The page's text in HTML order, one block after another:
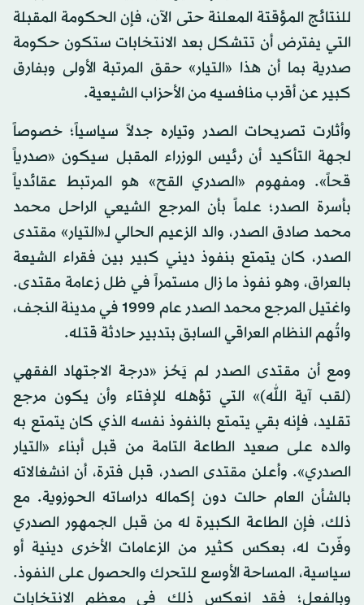
للنتائج المؤقتة المعلنة حتى الآن، فإن الحكومة المقبلة
التي يفترض أن تتشكل بعد الانتخابات ستكون حكومة
صدرية بما أن هذا «التيار» حقق المرتبة الأولى وبفارق
كبير عن أقرب منافسيه من الأحزاب الشيعية.
وأثارت تصريحات الصدر وتياره جدلاً سياسياً؛ خصوصاً
لجهة التأكيد أن رئيس الوزراء المقبل سيكون «صدرياً
قحاً». ومفهوم «الصدري القح» هو المرتبط عقائدياً
بأسرة الصدر؛ علماً بأن المرجع الشيعي الراحل محمد
محمد صادق الصدر، والد الزعيم الحالي لـ«التيار» مقتدى
الصدر، كان يتمتع بنفوذ ديني كبير بين فقراء الشيعة
بالعراق، وهو نفوذ ما زال مستمراً في ظل زعامة مقتدى.
واغتيل المرجع محمد الصدر عام 1999 في مدينة النجف،
واتُهم النظام العراقي السابق بتدبير حادثة قتله.
ومع أن مقتدى الصدر لم يَحُز «درجة الاجتهاد الفقهي
(لقب آية الله)» التي تؤهله للإفتاء وأن يكون مرجع
تقليد، فإنه بقي يتمتع بالنفوذ نفسه الذي كان يتمتع به
والده على صعيد الطاعة التامة من قبل أبناء «التيار
الصدري». وأعلن مقتدى الصدر، قبل فترة، أن انشغالاته
بالشأن العام حالت دون إكماله دراساته الحوزوية. مع
ذلك، فإن الطاعة الكبيرة له من قبل الجمهور الصدري
وفّرت له، بعكس كثير من الزعامات الأخرى دينية أو
سياسية، المساحة الأوسع للتحرك والحصول على النفوذ.
وبالفعل؛ فقد انعكس ذلك في معظم الانتخابات